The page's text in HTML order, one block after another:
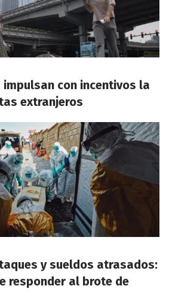
impulsan con incentivos la
extranjeros
y sueldos atrasados:
responder al brote de